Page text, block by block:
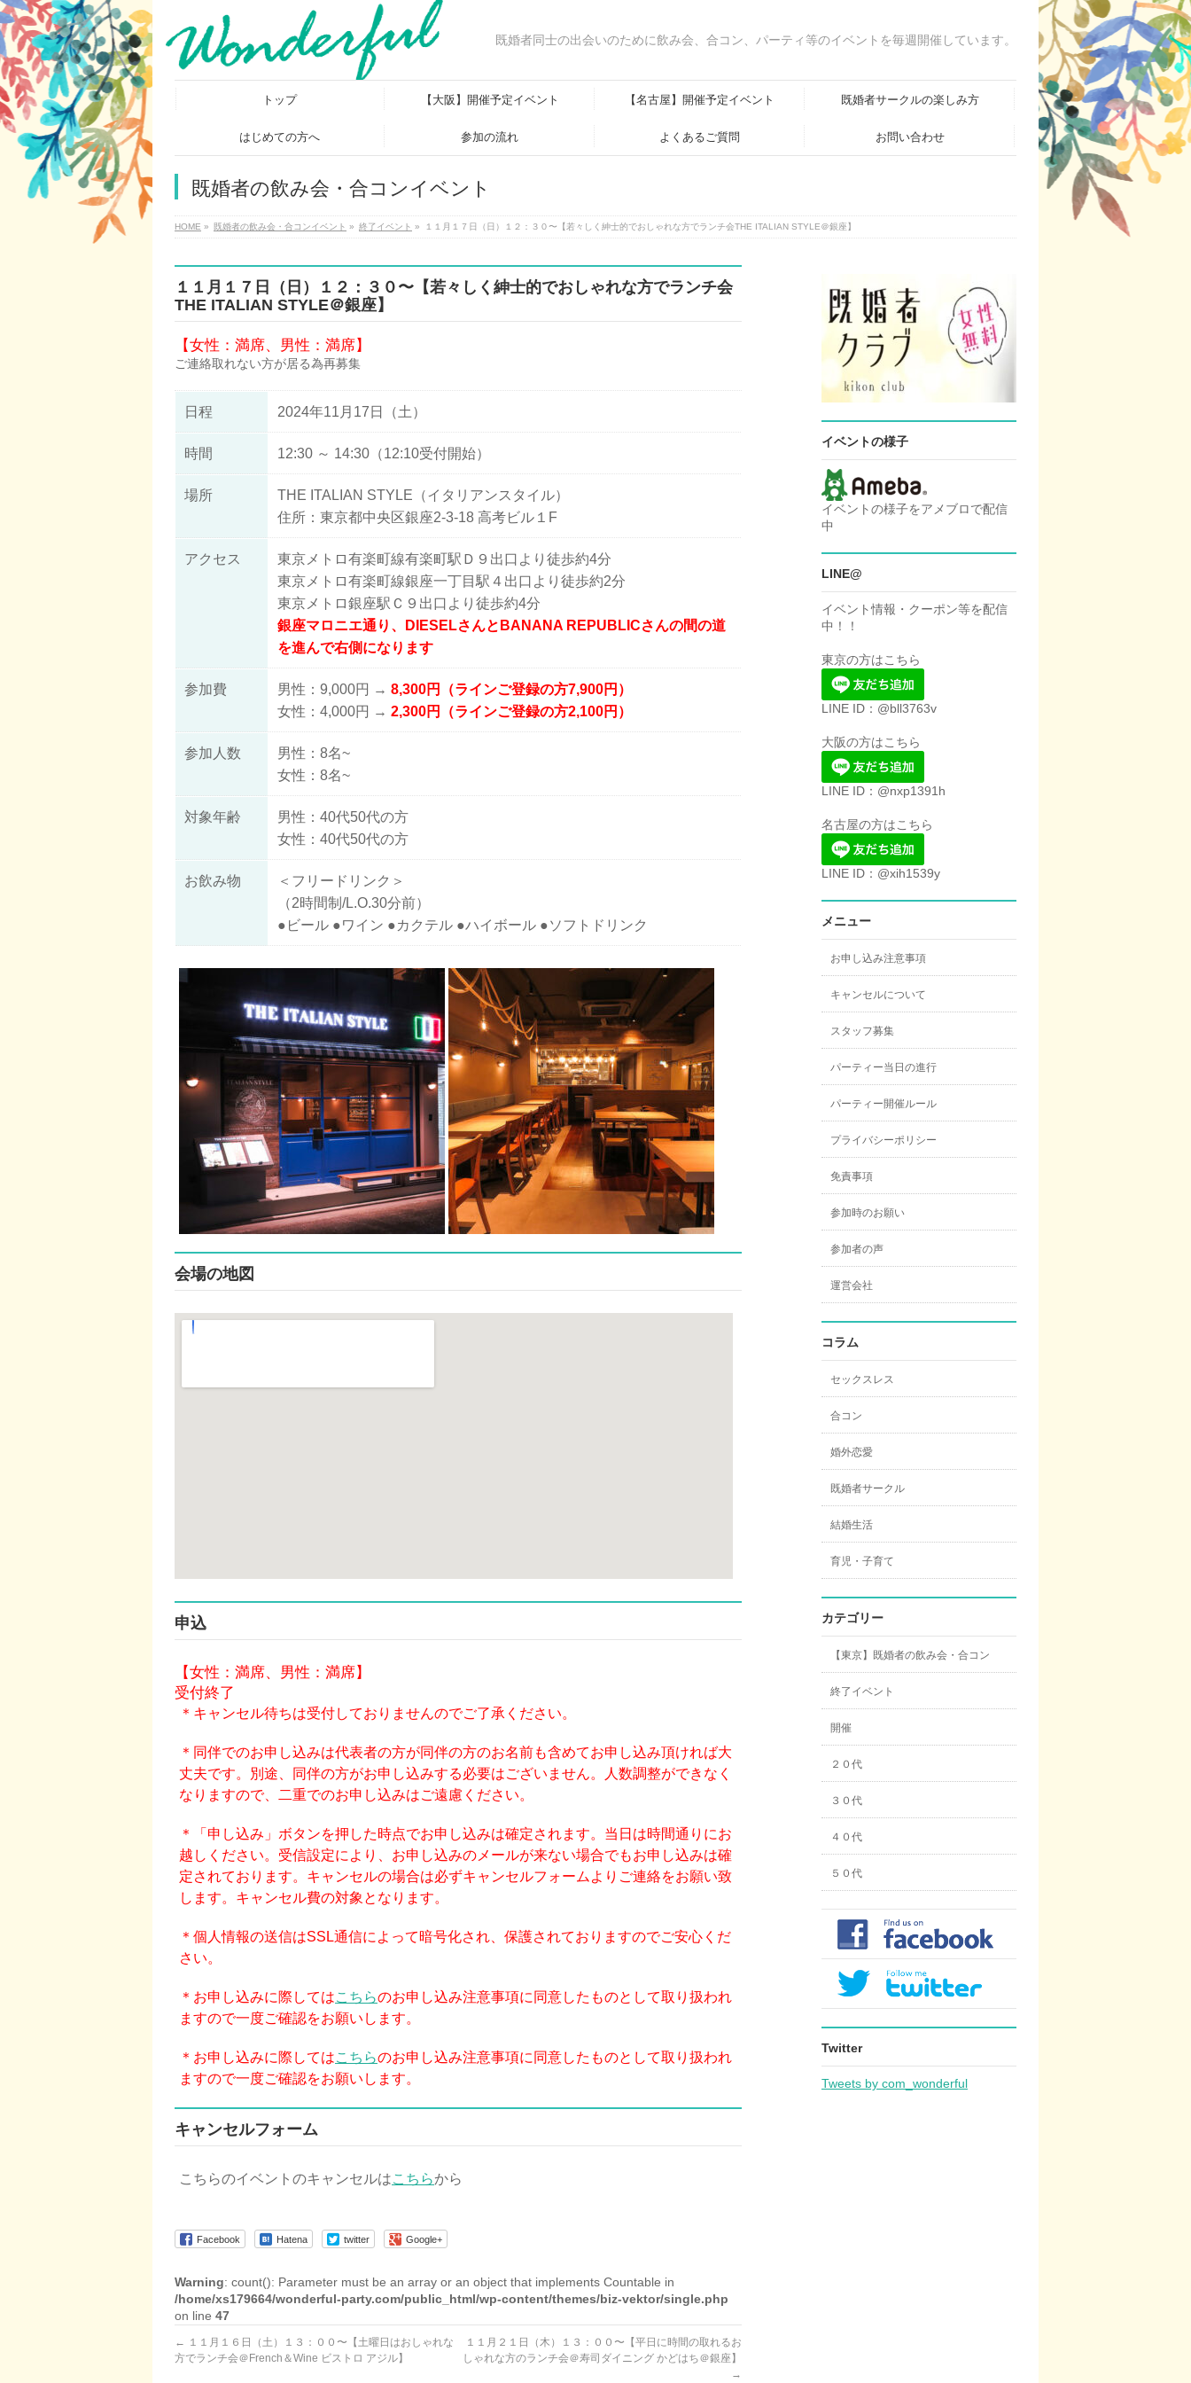
既婚者同士の出会いのために飲み会、合コン、パーティ等のイベントを毎週開催しています。
トップ 【大阪】開催予定イベント 【名古屋】開催予定イベント 既婚者サークルの楽しみ方
はじめての方へ 参加の流れ よくあるご質問 お問い合わせ
既婚者の飲み会・合コンイベント
HOME » 既婚者の飲み会・合コンイベント » 終了イベント » １１月１７日（日）１２：３０〜【若々しく紳士的でおしゃれな方でランチ会THE ITALIAN STYLE＠銀座】
１１月１７日（日）１２：３０〜【若々しく紳士的でおしゃれな方でランチ会
THE ITALIAN STYLE＠銀座】
【女性：満席、男性：満席】
ご連絡取れない方が居る為再募集
日程 2024年11月17日（土）
時間 12:30 ～ 14:30（12:10受付開始）
場所
THE ITALIAN STYLE（イタリアンスタイル）
住所：東京都中央区銀座2-3-18 高考ビル１F
アクセス
東京メトロ有楽町線有楽町駅Ｄ９出口より徒歩約4分
東京メトロ有楽町線銀座一丁目駅４出口より徒歩約2分
東京メトロ銀座駅Ｃ９出口より徒歩約4分
銀座マロニエ通り、DIESELさんとBANANA REPUBLICさんの間の道
を進んで右側になります
参加費 男性：9,000円 → 8,300円（ラインご登録の方7,900円）
女性：4,000円 → 2,300円（ラインご登録の方2,100円）
参加人数
男性：8名~
女性：8名~
対象年齢
男性：40代50代の方
女性：40代50代の方
お飲み物
＜フリードリンク＞
（2時間制/L.O.30分前）
●ビール ●ワイン ●カクテル ●ハイボール ●ソフトドリンク
会場の地図
申込
【女性：満席、男性：満席】
受付終了
＊キャンセル待ちは受付しておりませんのでご了承ください。
＊同伴でのお申し込みは代表者の方が同伴の方のお名前も含めてお申し込み頂ければ大
丈夫です。別途、同伴の方がお申し込みする必要はございません。人数調整ができなく
なりますので、二重でのお申し込みはご遠慮ください。
＊「申し込み」ボタンを押した時点でお申し込みは確定されます。当日は時間通りにお
越しください。受信設定により、お申し込みのメールが来ない場合でもお申し込みは確
定されております。キャンセルの場合は必ずキャンセルフォームよりご連絡をお願い致
します。キャンセル費の対象となります。
＊個人情報の送信はSSL通信によって暗号化され、保護されておりますのでご安心くだ
さい。
＊お申し込みに際してはこちらのお申し込み注意事項に同意したものとして取り扱われ
ますので一度ご確認をお願いします。
＊お申し込みに際してはこちらのお申し込み注意事項に同意したものとして取り扱われ
ますので一度ご確認をお願いします。
キャンセルフォーム
こちらのイベントのキャンセルはこちらから
Facebook Hatena twitter Google+
Warning: count(): Parameter must be an array or an object that implements Countable in
/home/xs179664/wonderful-party.com/public_html/wp-content/themes/biz-vektor/single.php
on line 47
← １１月１６日（土）１３：００〜【土曜日はおしゃれな
方でランチ会＠French＆Wine ビストロ アジル】
１１月２１日（木）１３：００〜【平日に時間の取れるお
しゃれな方のランチ会＠寿司ダイニング かどはち＠銀座】
→
イベントの様子
イベントの様子をアメブロで配信
中
LINE@
イベント情報・クーポン等を配信
中！！
東京の方はこちら
LINE ID：@bll3763v
大阪の方はこちら
LINE ID：@nxp1391h
名古屋の方はこちら
LINE ID：@xih1539y
メニュー
お申し込み注意事項
キャンセルについて
スタッフ募集
パーティー当日の進行
パーティー開催ルール
プライバシーポリシー
免責事項
参加時のお願い
参加者の声
運営会社
コラム
セックスレス
合コン
婚外恋愛
既婚者サークル
結婚生活
育児・子育て
カテゴリー
【東京】既婚者の飲み会・合コン
終了イベント
開催
２０代
３０代
４０代
５０代
Twitter
Tweets by com_wonderful